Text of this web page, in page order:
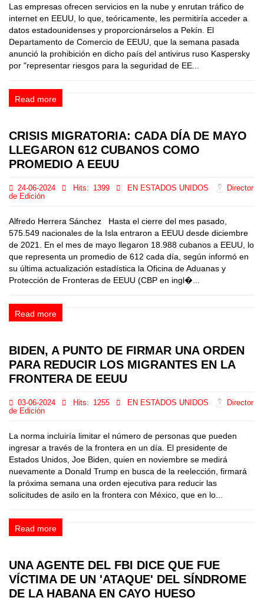
Las empresas ofrecen servicios en la nube y enrutan tráfico de
internet en EEUU, lo que, teóricamente, les permitiría acceder a
datos estadounidenses y proporcionárselos a Pekín. El
Departamento de Comercio de EEUU, que la semana pasada
anunció la prohibición en dicho país del antivirus ruso Kaspersky
por "representar riesgos para la seguridad de EE...
Read more
CRISIS MIGRATORIA: CADA DÍA DE MAYO
LLEGARON 612 CUBANOS COMO
PROMEDIO A EEUU
24-06-2024 Hits: 1399 EN ESTADOS UNIDOS
Director
de Edición
Alfredo Herrera Sánchez Hasta el cierre del mes pasado,
575.549 nacionales de la Isla entraron a EEUU desde diciembre
de 2021. En el mes de mayo llegaron 18.988 cubanos a EEUU, lo
que representa un promedio de 612 cada día, según informó en
su última actualización estadística la Oficina de Aduanas y
Protección de Fronteras de EEUU (CBP en ingl�...
Read more
BIDEN, A PUNTO DE FIRMAR UNA ORDEN
PARA REDUCIR LOS MIGRANTES EN LA
FRONTERA DE EEUU
03-06-2024 Hits: 1255 EN ESTADOS UNIDOS
Director
de Edición
La norma incluiría limitar el número de personas que pueden
ingresar a través de la frontera en un día. El presidente de
Estados Unidos, Joe Biden, quien en noviembre se medirá
nuevamente a Donald Trump en busca de la reelección, firmará
la próxima semana una orden ejecutiva para reducir las
solicitudes de asilo en la frontera con México, que en lo...
Read more
UNA AGENTE DEL FBI DICE QUE FUE
VÍCTIMA DE UN 'ATAQUE' DEL SÍNDROME
DE LA HABANA EN CAYO HUESO